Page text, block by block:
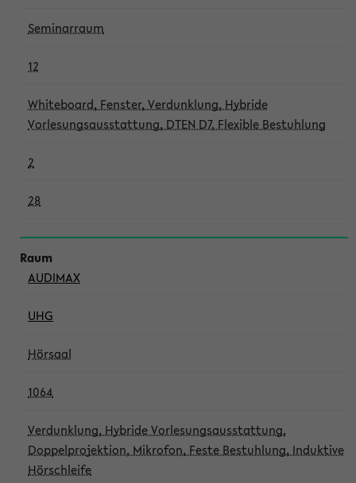
Seminarraum
12
Whiteboard, Fenster, Verdunklung, Hybride
Vorlesungsausstattung, DTEN D7, Flexible Bestuhlung
2
28
AUDIMAX
UHG
Hörsaal
1064
Verdunklung, Hybride Vorlesungsausstattung,
Doppelprojektion, Mikrofon, Feste Bestuhlung, Induktive
Hörschleife